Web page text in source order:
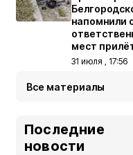
напомнили
мест
31 июля , 17:56
Все материалы
Последние
новости